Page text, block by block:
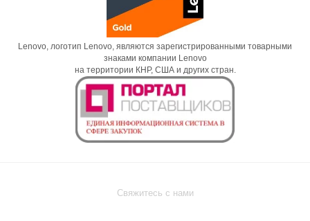
Lenovo, логотип Lenovo, являются зарегистрированными товарными
знаками компании Lenovo
на территории КНР, США и других стран.
Свяжитесь с нами